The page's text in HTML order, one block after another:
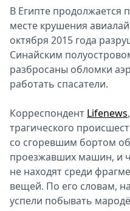
Афиша
Книги
Выставки
Пресс-
релизы
Metro
Стримы
Спецпроекты
Звезды
Выборы
2026
Скачай
В Египте продолжается
месте крушения
октября 2015 года
Синайским
разбросаны обломки
работать спасатели.
Корреспондент Lifenews
трагического
со сгоревшим бортом
проезжавших машин, и
не находят среди
вещей. По его словам,
успели побывать